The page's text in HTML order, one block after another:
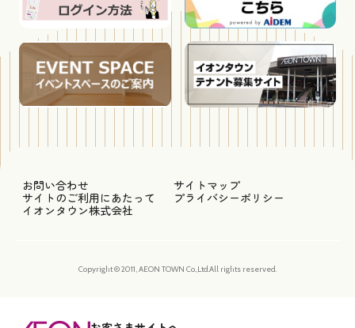
お問い合わせ
サイトマップ
サイトのご利用にあたって
プライバシーポリシー
イオンタウン株式会社
Copyright © 2011, AEON TOWN Co.,Ltd.All rights reserved.